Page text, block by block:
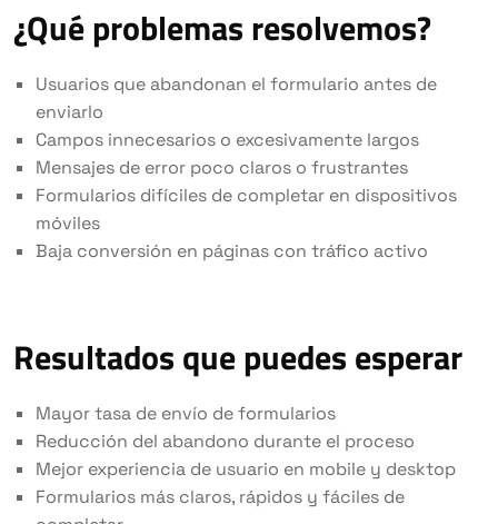
¿Qué problemas resolvemos?
Usuarios que abandonan el formulario antes de
enviarlo
Campos innecesarios o excesivamente largos
Mensajes de error poco claros o frustrantes
Formularios difíciles de completar en dispositivos
móviles
Baja conversión en páginas con tráfico activo
Resultados que puedes esperar
Mayor tasa de envío de formularios
Reducción del abandono durante el proceso
Mejor experiencia de usuario en mobile y desktop
Formularios más claros, rápidos y fáciles de